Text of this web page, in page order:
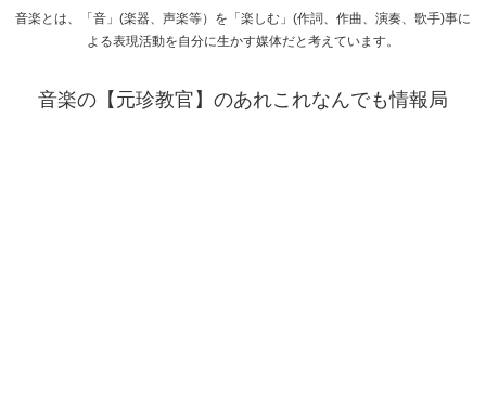
音楽とは、「音」(楽器、声楽等）を「楽しむ」(作詞、作曲、演奏、歌手)事に
よる表現活動を自分に生かす媒体だと考えています。
音楽の【元珍教官】のあれこれなんでも情報局